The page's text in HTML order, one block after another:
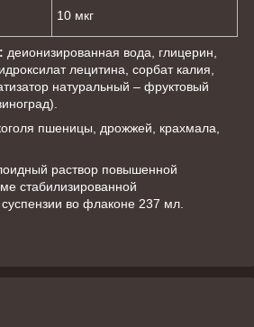
10 мкг
деионизированная вода, глицерин,
лецитина, сорбат калия,
натуральный – фруктовый
пшеницы, дрожжей, крахмала,
раствор повышенной
стабилизированной
во флаконе 237 мл.